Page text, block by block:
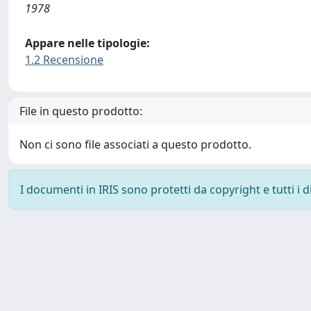
1978
Appare nelle tipologie:
1.2 Recensione
File in questo prodotto:
Non ci sono file associati a questo prodotto.
I documenti in IRIS sono protetti da copyright e tutti i